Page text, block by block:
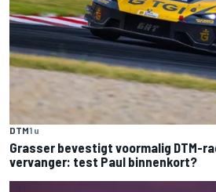
DTM1 u
Grasser bevestigt voormalig DTM-
vervanger: test Paul binnenkort?